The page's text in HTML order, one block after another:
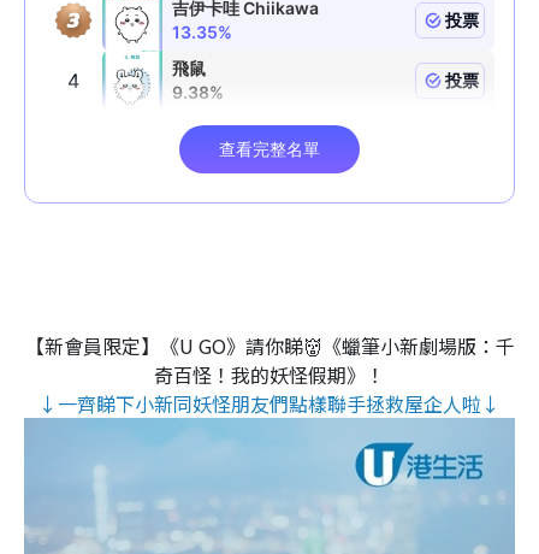
【新會員限定】《U GO》請你睇👹《蠟筆小新劇場版：千
奇百怪！我的妖怪假期》！
↓一齊睇下小新同妖怪朋友們點樣聯手拯救屋企人啦↓